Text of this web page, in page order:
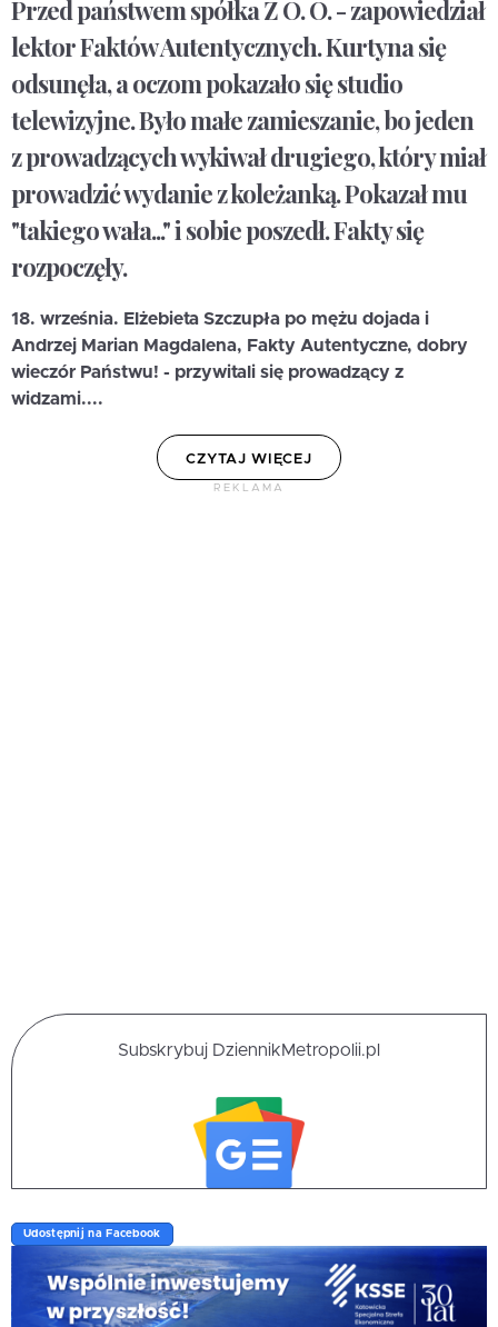
Przed państwem spółka Z O. O. - zapowiedział
lektor Faktów Autentycznych. Kurtyna się
odsunęła, a oczom pokazało się studio
telewizyjne. Było małe zamieszanie, bo jeden
z prowadzących wykiwał drugiego, który miał
prowadzić wydanie z koleżanką. Pokazał mu
"takiego wała..." i sobie poszedł. Fakty się
rozpoczęły.
18. września. Elżebieta Szczupła po mężu dojada i
Andrzej Marian Magdalena, Fakty Autentyczne, dobry
wieczór Państwu! - przywitali się prowadzący z
widzami....
CZYTAJ WIĘCEJ
REKLAMA
Subskrybuj DziennikMetropolii.pl
Udostępnij na Facebook